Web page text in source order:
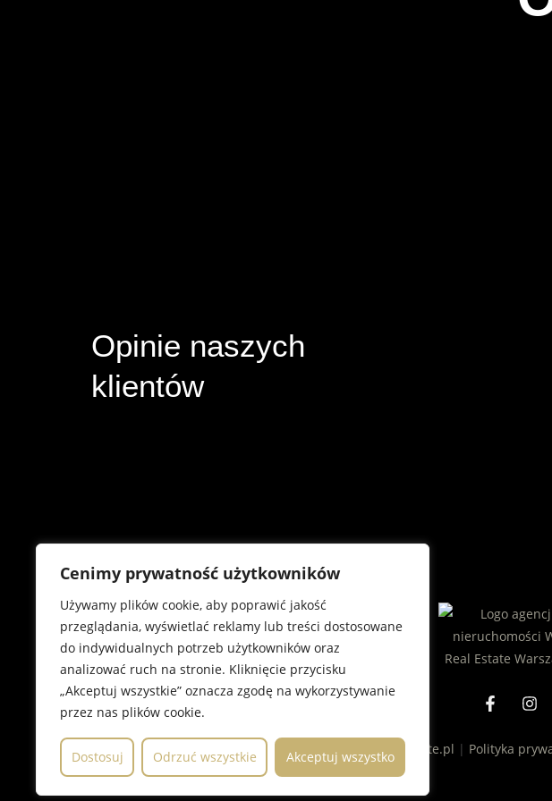
Cenimy prywatność użytkowników
Używamy plików cookie, aby poprawić jakość
przeglądania, wyświetlać reklamy lub treści dostosowane
do indywidualnych potrzeb użytkowników oraz
analizować ruch na stronie. Kliknięcie przycisku
„Akceptuj wszystkie” oznacza zgodę na wykorzystywanie
przez nas plików cookie.
Dostosuj Odrzuć wszystkie Akceptuj wszystko
Opinie naszych
klientów
© Copyright 2026 wm.realestate.pl | Polityka